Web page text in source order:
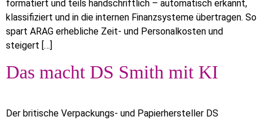
formatiert und teils handschriftlich – automatisch erkannt,
klassifiziert und in die internen Finanzsysteme übertragen. So
spart ARAG erhebliche Zeit- und Personalkosten und
steigert […]
Das macht DS Smith mit KI
Der britische Verpackungs- und Papierhersteller DS